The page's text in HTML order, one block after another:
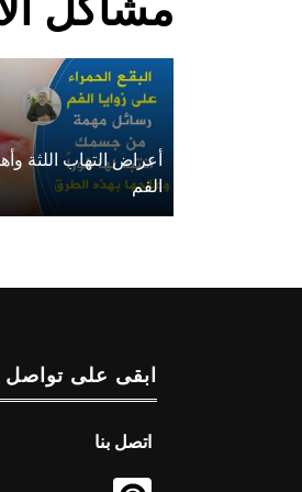
مشاكل
أعراض التهاب اللثة
الفم
ابقى على تواصل
اتصل بنا